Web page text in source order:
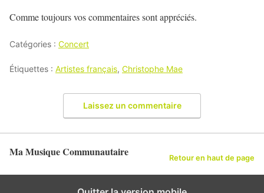
Comme toujours vos commentaires sont appréciés.
Catégories : Concert
Étiquettes : Artistes français, Christophe Mae
Laissez un commentaire
Ma Musique Communautaire Retour en haut de page